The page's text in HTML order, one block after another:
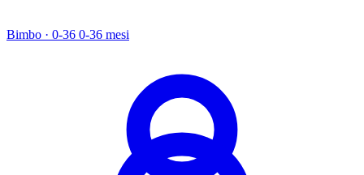
Bimbo · 0-36 0-36 mesi